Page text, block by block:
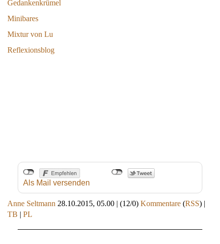
Gedankenkrümel
Minibares
Mixtur von Lu
Reflexionsblog
Als Mail versenden
Anne Seltmann 28.10.2015, 05.00 | (12/0) Kommentare (RSS) |
TB | PL